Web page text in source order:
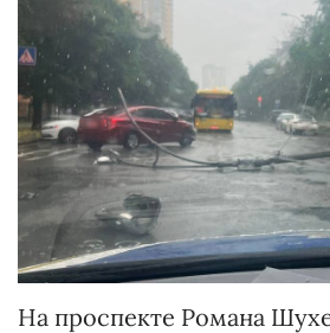
На проспекте Романа